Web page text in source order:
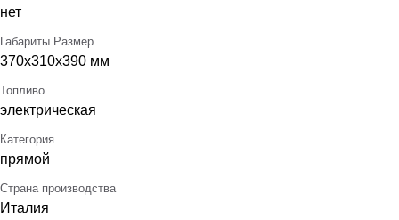
нет
Габариты.Размер
370х310х390 мм
Топливо
электрическая
Категория
прямой
Страна производства
Италия